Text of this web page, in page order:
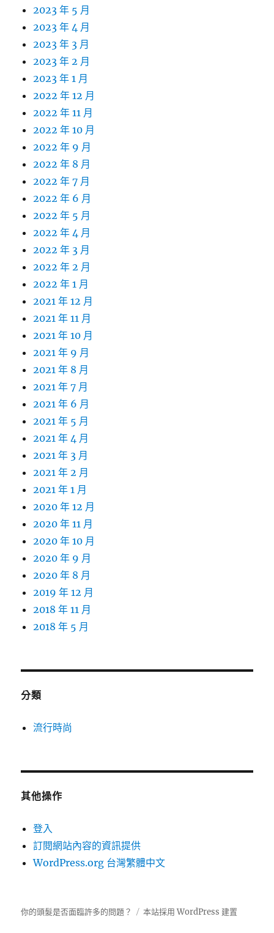
2023 年 5 月
2023 年 4 月
2023 年 3 月
2023 年 2 月
2023 年 1 月
2022 年 12 月
2022 年 11 月
2022 年 10 月
2022 年 9 月
2022 年 8 月
2022 年 7 月
2022 年 6 月
2022 年 5 月
2022 年 4 月
2022 年 3 月
2022 年 2 月
2022 年 1 月
2021 年 12 月
2021 年 11 月
2021 年 10 月
2021 年 9 月
2021 年 8 月
2021 年 7 月
2021 年 6 月
2021 年 5 月
2021 年 4 月
2021 年 3 月
2021 年 2 月
2021 年 1 月
2020 年 12 月
2020 年 11 月
2020 年 10 月
2020 年 9 月
2020 年 8 月
2019 年 12 月
2018 年 11 月
2018 年 5 月
分類
流行時尚
其他操作
登入
訂閱網站內容的資訊提供
WordPress.org 台灣繁體中文
你的頭髮是否面臨許多的問題？ 本站採用 WordPress 建置